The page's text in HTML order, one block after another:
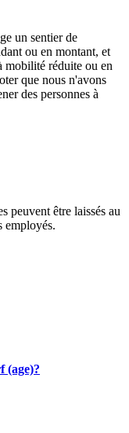
un sentier de
ou en montant, et
mobilité réduite ou en
que nous n'avons
des personnes à
peuvent être laissés au
employés.
(age)?